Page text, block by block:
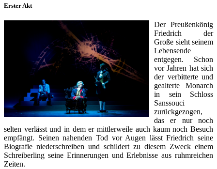
Erster Akt
Der Preußenkönig
Friedrich der
Große sieht seinem
Lebensende
entgegen. Schon
vor Jahren hat sich
der verbitterte und
gealterte Monarch
in sein Schloss
Sanssouci
zurückgezogen,
das er nur noch
selten verlässt und in dem er mittlerweile auch kaum noch Besuch
empfängt. Seinen nahenden Tod vor Augen lässt Friedrich seine
Biografie niederschreiben und schildert zu diesem Zweck einem
Schreiberling seine Erinnerungen und Erlebnisse aus ruhmreichen
Zeiten.